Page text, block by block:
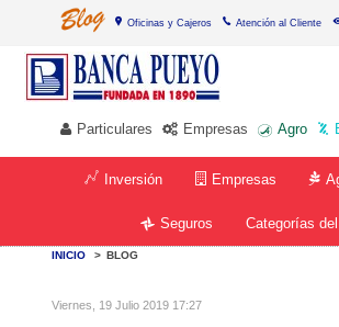
Oficinas y Cajeros Atención al Cliente
Particulares Empresas Agro
Empresas
Inversión
Categorías
Seguros
INICIO > BLOG
Viernes, 19 Julio 2019 17:27